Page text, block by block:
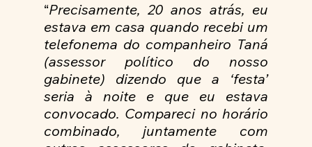
“Precisamente, 20 anos atrás, eu
estava em casa quando recebi um
telefonema do companheiro Taná
(assessor político do nosso
gabinete) dizendo que a ‘festa’
seria à noite e que eu estava
convocado. Compareci no horário
combinado, juntamente com